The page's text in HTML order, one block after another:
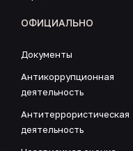
ОФИЦИАЛЬНО
Документы
Антикоррупционная
деятельность
Антитеррористическая
деятельность